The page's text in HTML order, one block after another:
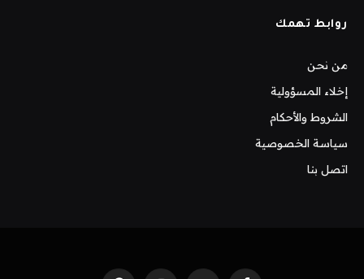
روابط تهمك
من نحن
إخلاء المسؤولية
الشروط والأحكام
سياسة الخصوصية
اتصل بنا